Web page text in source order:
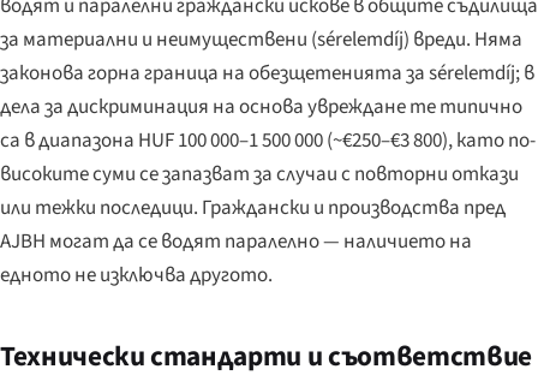
водят и паралелни граждански искове в общите съдилища
за материални и неимуществени (sérelemdíj) вреди. Няма
законова горна граница на обезщетенията за sérelemdíj; в
дела за дискриминация на основа увреждане те типично
са в диапазона HUF 100 000–1 500 000 (~€250–€3 800), като по-
високите суми се запазват за случаи с повторни откази
или тежки последици. Граждански и производства пред
AJBH могат да се водят паралелно — наличието на
едното не изключва другото.
Технически стандарти и съответствие